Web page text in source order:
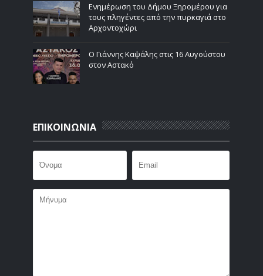
Ενημέρωση του Δήμου Ξηρομέρου για
τους πληγέντες από την πυρκαγιά στο
Αρχοντοχώρι
Ο Γιάννης Καψάλης στις 16 Αυγούστου
στον Αστακό
ΕΠΙΚΟΙΝΩΝΙΑ